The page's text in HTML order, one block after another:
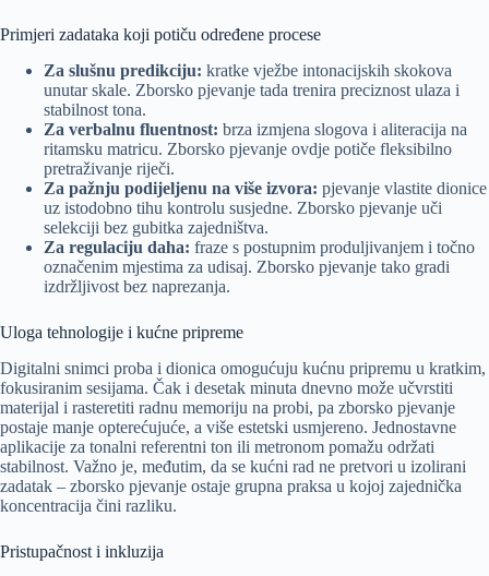
Primjeri zadataka koji potiču određene procese
Za slušnu predikciju: kratke vježbe intonacijskih skokova
unutar skale. Zborsko pjevanje tada trenira preciznost ulaza i
stabilnost tona.
Za verbalnu fluentnost: brza izmjena slogova i aliteracija na
ritamsku matricu. Zborsko pjevanje ovdje potiče fleksibilno
pretraživanje riječi.
Za pažnju podijeljenu na više izvora: pjevanje vlastite dionice
uz istodobno tihu kontrolu susjedne. Zborsko pjevanje uči
selekciji bez gubitka zajedništva.
Za regulaciju daha: fraze s postupnim produljivanjem i točno
označenim mjestima za udisaj. Zborsko pjevanje tako gradi
izdržljivost bez naprezanja.
Uloga tehnologije i kućne pripreme
Digitalni snimci proba i dionica omogućuju kućnu pripremu u kratkim,
fokusiranim sesijama. Čak i desetak minuta dnevno može učvrstiti
materijal i rasteretiti radnu memoriju na probi, pa zborsko pjevanje
postaje manje opterećujuće, a više estetski usmjereno. Jednostavne
aplikacije za tonalni referentni ton ili metronom pomažu održati
stabilnost. Važno je, međutim, da se kućni rad ne pretvori u izolirani
zadatak – zborsko pjevanje ostaje grupna praksa u kojoj zajednička
koncentracija čini razliku.
Pristupačnost i inkluzija